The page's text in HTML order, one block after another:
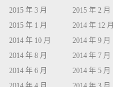
2015 年 3 月
2015 年 2 月
2015 年 1 月
2014 年 12 月
2014 年 10 月
2014 年 9 月
2014 年 8 月
2014 年 7 月
2014 年 6 月
2014 年 5 月